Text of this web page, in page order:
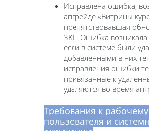
Исправлена ошибка,
апгрейде «‎Витрины
препятствовавшая
3KL. Ошибка возникала
если в системе были
добавленными в них
исправления ошибки
привязанные к
удаляются во время
Требования к
пользователя и